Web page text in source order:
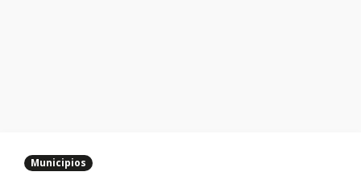
Municipios